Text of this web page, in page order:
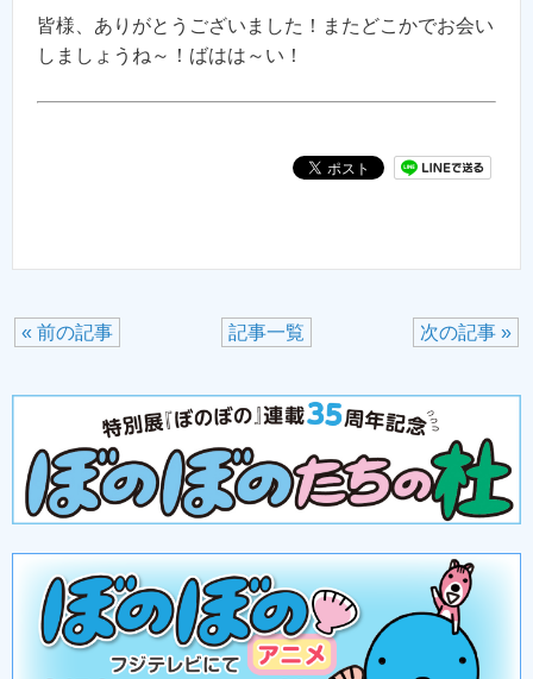
皆様、ありがとうございました！またどこかでお会い
しましょうね～！ばはは～い！
次の記事 »
記事一覧
« 前の記事